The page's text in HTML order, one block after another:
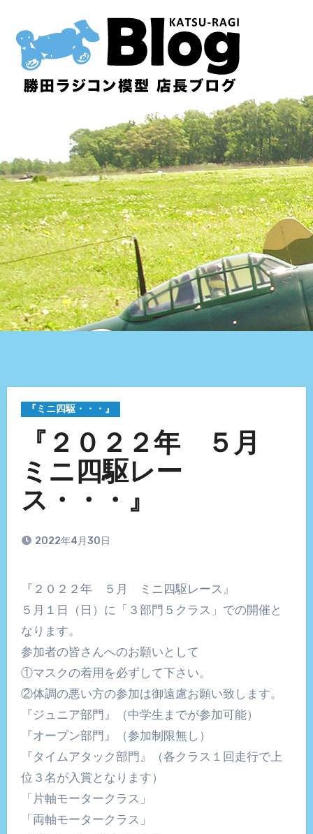
『ミニ四駆・・・』
『２０２２年 ５月
ミニ四駆レー
ス・・・』
2022年4月30日
『２０２２年 ５月 ミニ四駆レース』
５月１日（日）に「３部門５クラス」での開催と
なります。
参加者の皆さんへのお願いとして
①マスクの着用を必ずして下さい。
②体調の悪い方の参加は御遠慮お願い致します。
『ジュニア部門』（中学生までが参加可能）
『オープン部門』（参加制限無し）
『タイムアタック部門』（各クラス１回走行で上
位３名が入賞となります）
「片軸モータークラス」
「両軸モータークラス」